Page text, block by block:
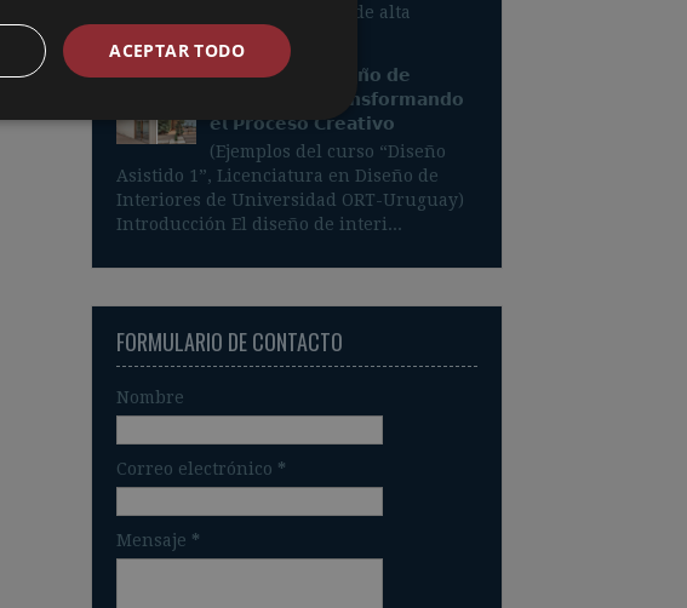
imágenes realistas y videos de alta
𝗟𝗮 𝗜𝗔 𝗲𝗻 𝗲𝗹 𝗗𝗶𝘀𝗲𝗻̃𝗼 𝗱𝗲
𝗜𝗻𝘁𝗲𝗿𝗶𝗼𝗿𝗲𝘀: 𝗧𝗿𝗮𝗻𝘀𝗳𝗼𝗿𝗺𝗮𝗻𝗱𝗼
𝗲𝗹 𝗣𝗿𝗼𝗰𝗲𝘀𝗼 𝗖𝗿𝗲𝗮𝘁𝗶𝘃𝗼
(Ejemplos del curso “Diseño
Asistido 1”, Licenciatura en Diseño de
Interiores de Universidad ORT-Uruguay)
Introducción El diseño de interi...
FORMULARIO DE CONTACTO
Nombre
Correo electrónico *
Mensaje *
ACEPTAR TODO